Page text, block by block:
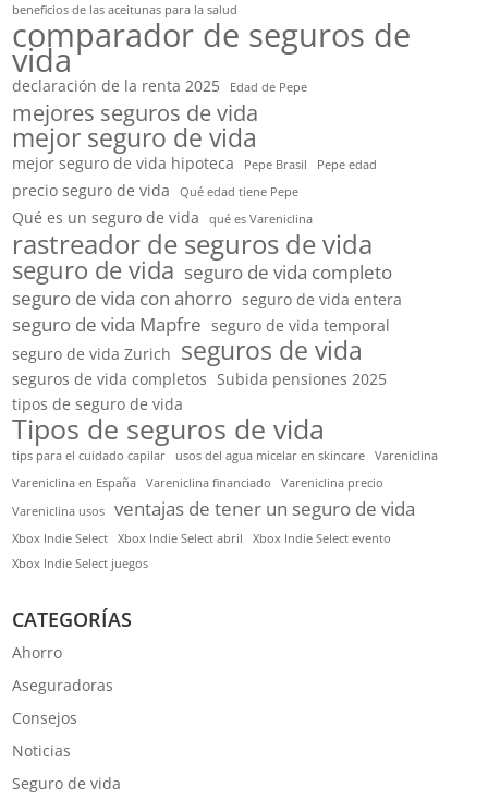
beneficios de las aceitunas para la salud
comparador de seguros de
vida
declaración de la renta 2025 Edad de Pepe
mejores seguros de vida
mejor seguro de vida
mejor seguro de vida hipoteca Pepe Brasil Pepe edad
precio seguro de vida Qué edad tiene Pepe
Qué es un seguro de vida qué es Vareniclina
rastreador de seguros de vida
seguro de vida seguro de vida completo
seguro de vida con ahorro seguro de vida entera
seguro de vida Mapfre seguro de vida temporal
seguro de vida Zurich seguros de vida
seguros de vida completos Subida pensiones 2025
tipos de seguro de vida
Tipos de seguros de vida
tips para el cuidado capilar usos del agua micelar en skincare
Vareniclina
Vareniclina en España
Vareniclina financiado
Vareniclina precio
Vareniclina usos
ventajas de tener un seguro de vida
Xbox Indie Select Xbox Indie Select abril
Xbox Indie Select evento
Xbox Indie Select juegos
CATEGORÍAS
Ahorro
Aseguradoras
Consejos
Noticias
Seguro de vida